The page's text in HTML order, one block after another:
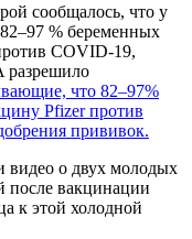
сообщалось, что у
% беременных
COVID-19,
разрешило
что 82–97%
Pfizer против
прививок.
видео о двух молодых
после вакцинации
к этой холодной